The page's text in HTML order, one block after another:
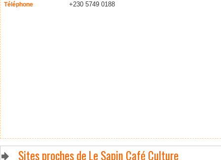
Téléphone +230 5749 0188
Sites proches de Le Sapin Café Culture